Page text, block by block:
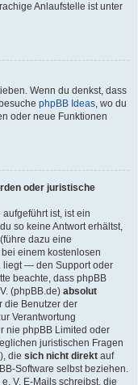
Anlaufstelle ist unter
Wenn du denkst, dass
phpBB Ideas, wo du
oder neue Funktionen
oder juristische
aufgeführt ist, ist ein
so keine Antwort erhältst,
dazu eine
einem kostenlosen
liegt — den Support oder
beachte, dass phpBB
(phpBB.de) absolut
die Benutzer der
Verantwortung
nie phpBB Limited oder
juristischen Fragen
die sich nicht direkt auf
Software selbst beziehen.
V. E-Mails schreibst, die